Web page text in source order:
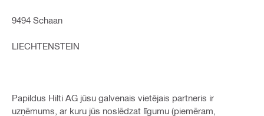
9494 Schaan
LIECHTENSTEIN
Papildus Hilti AG jūsu galvenais vietējais partneris ir
uzņēmums, ar kuru jūs noslēdzat līgumu (piemēram,